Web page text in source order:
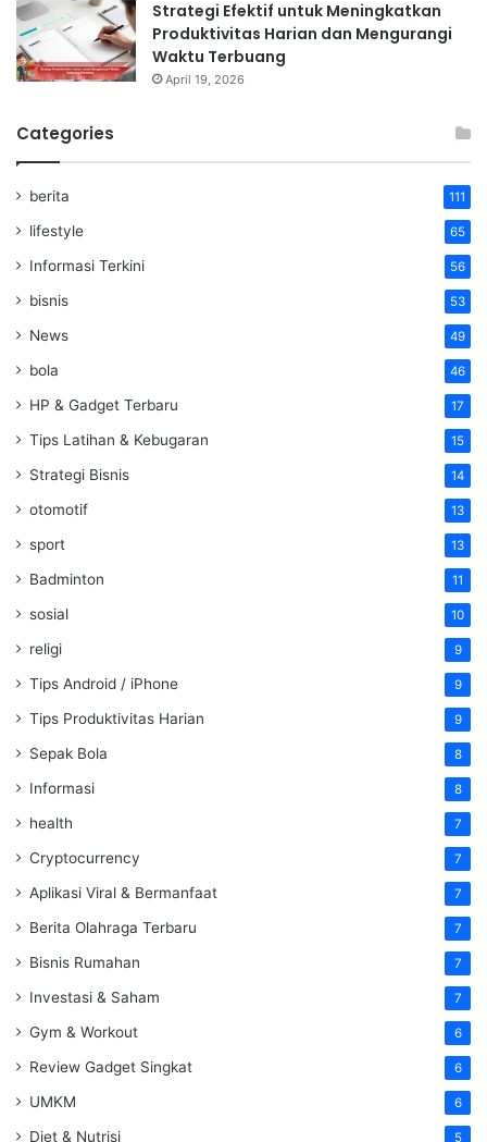
Strategi Efektif untuk Meningkatkan
Produktivitas Harian dan Mengurangi
Waktu Terbuang
April 19, 2026
Categories
berita 111
lifestyle 65
Informasi Terkini 56
bisnis 53
News 49
bola 46
HP & Gadget Terbaru 17
Tips Latihan & Kebugaran 15
Strategi Bisnis 14
otomotif 13
sport 13
Badminton 11
sosial 10
religi 9
Tips Android / iPhone 9
Tips Produktivitas Harian 9
Sepak Bola 8
Informasi 8
health 7
Cryptocurrency 7
Aplikasi Viral & Bermanfaat 7
Berita Olahraga Terbaru 7
Bisnis Rumahan 7
Investasi & Saham 7
Gym & Workout 6
Review Gadget Singkat 6
UMKM 6
Diet & Nutrisi 5